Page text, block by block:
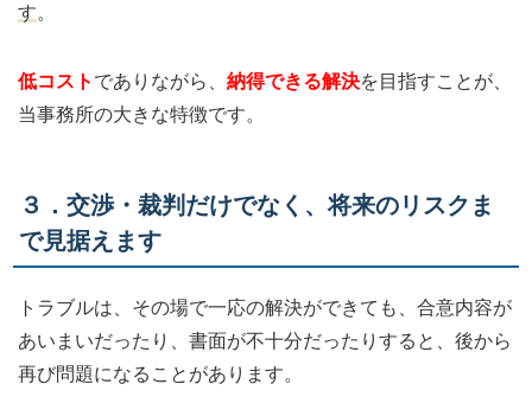
す。
低コスト でありながら、納得できる解決を目指すことが、
当事務所の大きな特徴です。
３．交渉・裁判だけでなく、将来のリスクま
で見据えます
トラブルは、その場で一応の解決ができても、合意内容が
あいまいだったり、書面が不十分だったりすると、後から
再び問題になることがあります。